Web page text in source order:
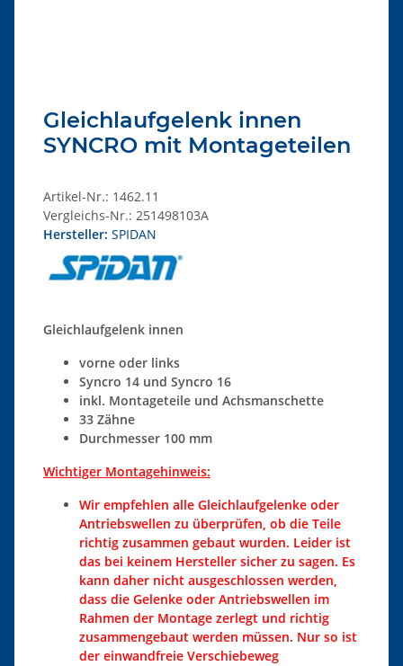
Gleichlaufgelenk innen
SYNCRO mit Montageteilen
Artikel-Nr.: 1462.11
Vergleichs-Nr.: 251498103A
Hersteller: SPIDAN
Gleichlaufgelenk innen
vorne oder links
Syncro 14 und Syncro 16
inkl. Montageteile und Achsmanschette
33 Zähne
Durchmesser 100 mm
Wichtiger Montagehinweis:
Wir empfehlen alle Gleichlaufgelenke oder
Antriebswellen zu überprüfen, ob die Teile
richtig zusammen gebaut wurden. Leider ist
das bei keinem Hersteller sicher zu sagen. Es
kann daher nicht ausgeschlossen werden,
dass die Gelenke oder Antriebswellen im
Rahmen der Montage zerlegt und richtig
zusammengebaut werden müssen. Nur so ist
der einwandfreie Verschiebeweg